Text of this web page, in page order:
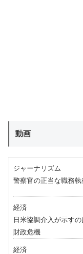
動画
ジャーナリズム
警察官の正当な職務
経済
日米協調介入が示す
財政危機
経済